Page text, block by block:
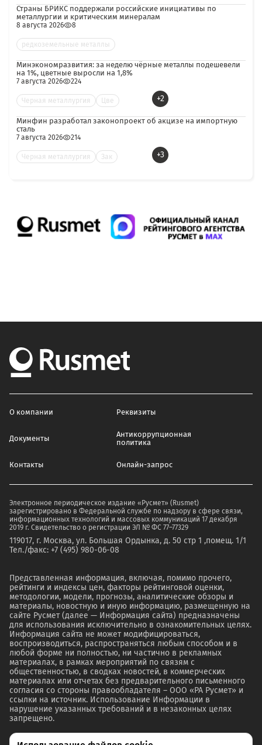
Страны БРИКС поддержали российские инициативы по
металлургии и критическим минералам
8 августа 2026 8
редкоземельные металлы
Минэкономразвития: за неделю чёрные металлы подешевели
на 1%, цветные выросли на 1,8%
7 августа 2026 224
Черная металлургия Цве +2
Минфин разработал законопроект об акцизе на импортную
сталь
7 августа 2026 214
Черная металлургия Зак +3
О компании Реквизиты
Документы
Антикоррупционная
политика
Контакты Онлайн-запрос
Электронное периодическое издание «Русмет» (Rusmet)
зарегистрировано в Федеральной службе по надзору в сфере связи,
информационных технологий и массовых коммуникаций 17 декабря
2019 г. Свидетельство о регистрации ЭЛ № ФС 77–77329
119017, г. Москва, ул. Большая Ордынка, д. 50 стр 1 ,помещ. 1/1
Тел./факс: +7 (495) 980-06-08
Представленная информация, включая, помимо прочего,
рейтинги и индексы цен, факторы рейтинговой оценки,
методологии, модели, прогнозы, аналитические обзоры и
материалы, новостную и иную информацию, размещенную на
сайте Русмет (далее — Информация сайта) предназначены
для использования исключительно в ознакомительных целях.
Информация сайта не может модифицироваться,
воспроизводиться, распространяться любым способом и в
любой форме ни полностью, ни частично в рекламных
материалах, в рамках мероприятий по связям с
общественностью, в сводках новостей, в коммерческих
материалах или отчетах без предварительного письменного
согласия со стороны правообладателя – ООО «РА Русмет» и
ссылки на источник. Использование Информации в
нарушение указанных требований и в незаконных целях
запрещено.